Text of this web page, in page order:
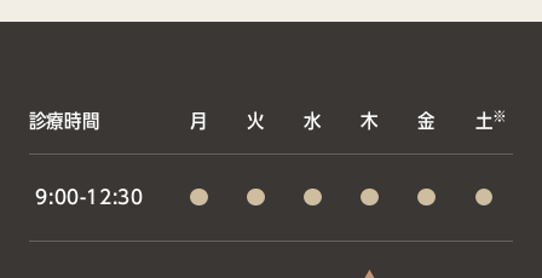
診療時間 月 火 水 木 金 土※
9:00-12:30